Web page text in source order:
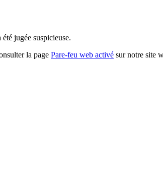
jugée suspicieuse.
la page Pare-feu web activé sur notre site